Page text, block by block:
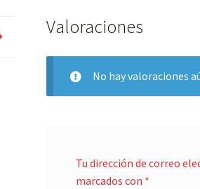
Valoraciones
No hay valoraciones
Tu dirección de correo
marcados con *